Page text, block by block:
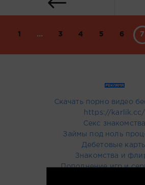
1 ... 3 4 5 6 7
Скачать порно видео
https://karlik.cc/
Секс знакомства
Займы под ноль
Дебетовые
Знакомства и
Пополнение игр и